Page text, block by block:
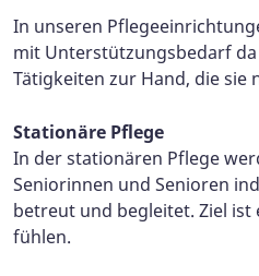
In unseren
mit Unterstützungsbedarf
Tätigkeiten zur Hand, die sie
Stationäre Pflege
In der stationären Pflege
Seniorinnen und Senioren
betreut und begleitet. Ziel ist
fühlen.